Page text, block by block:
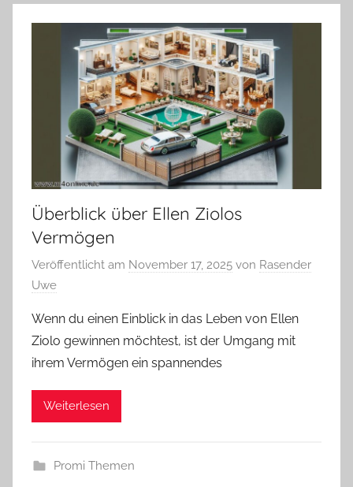
Überblick über Ellen Ziolos
Vermögen
Veröffentlicht am November 17, 2025 von Rasender
Uwe
Wenn du einen Einblick in das Leben von Ellen
Ziolo gewinnen möchtest, ist der Umgang mit
ihrem Vermögen ein spannendes
Weiterlesen
Promi Themen